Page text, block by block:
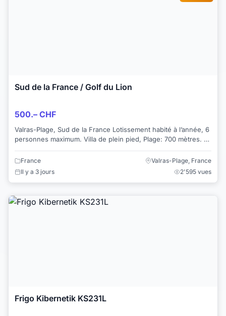
Sud de la France / Golf du Lion
500.– CHF
Valras-Plage, Sud de la France Lotissement habité à l’année, 6
personnes maximum. Villa de plein pied, Plage: 700 mètres. 2
France
Valras-Plage, France
Il y a 3 jours
2'595 vues
Frigo Kibernetik KS231L